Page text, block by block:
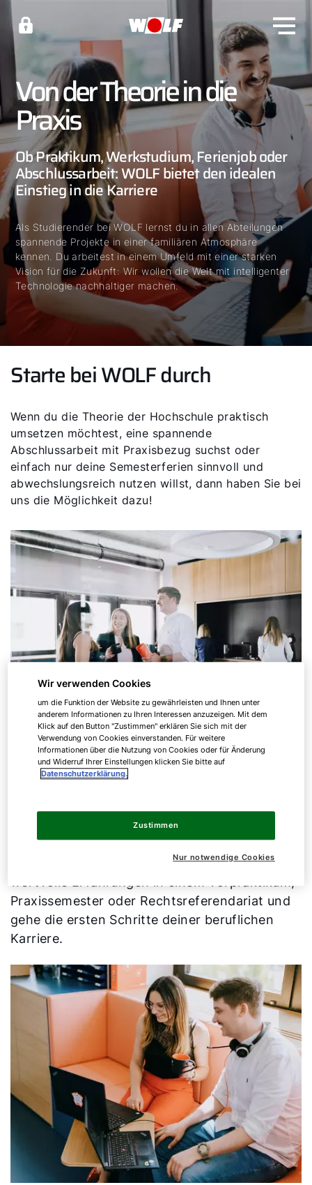
Von der Theorie in die
Praxis
Ob Praktikum, Werkstudium, Ferienjob oder
Abschlussarbeit: WOLF bietet den idealen
Einstieg in die Karriere
Als Studierender bei WOLF lernst du in allen Abteilungen
spannende Projekte in einer familiären Atmosphäre
kennen. Du arbeitest in einem Umfeld mit einer starken
Vision für die Zukunft: Wir wollen die Welt mit intelligenter
Technologie nachhaltiger machen.
Starte bei WOLF durch
Wenn du die Theorie der Hochschule praktisch
umsetzen möchtest, eine spannende
Abschlussarbeit mit Praxisbezug suchst oder
einfach nur deine Semesterferien sinnvoll und
abwechslungsreich nutzen willst, dann haben Sie bei
uns die Möglichkeit dazu!
Praktikum
theoretisches in praktisches Wissen
umwandeln? Dann haben wir bei WOLF einen
spannenden Praktikumsplatz für dich. Sammle
Praxissemester oder Rechtsreferendariat und
gehe die ersten Schritte deiner beruflichen
Karriere.
Wir verwenden Cookies
um die Funktion der Website zu gewährleisten und Ihnen unter
anderem Informationen zu Ihren Interessen anzuzeigen. Mit dem
Klick auf den Button "Zustimmen" erklären Sie sich mit der
Verwendung von Cookies einverstanden. Für weitere
Informationen über die Nutzung von Cookies oder für Änderung
und Widerruf Ihrer Einstellungen klicken Sie bitte auf
Datenschutzerklärung.
Nur notwendige Cookies
Zustimmen